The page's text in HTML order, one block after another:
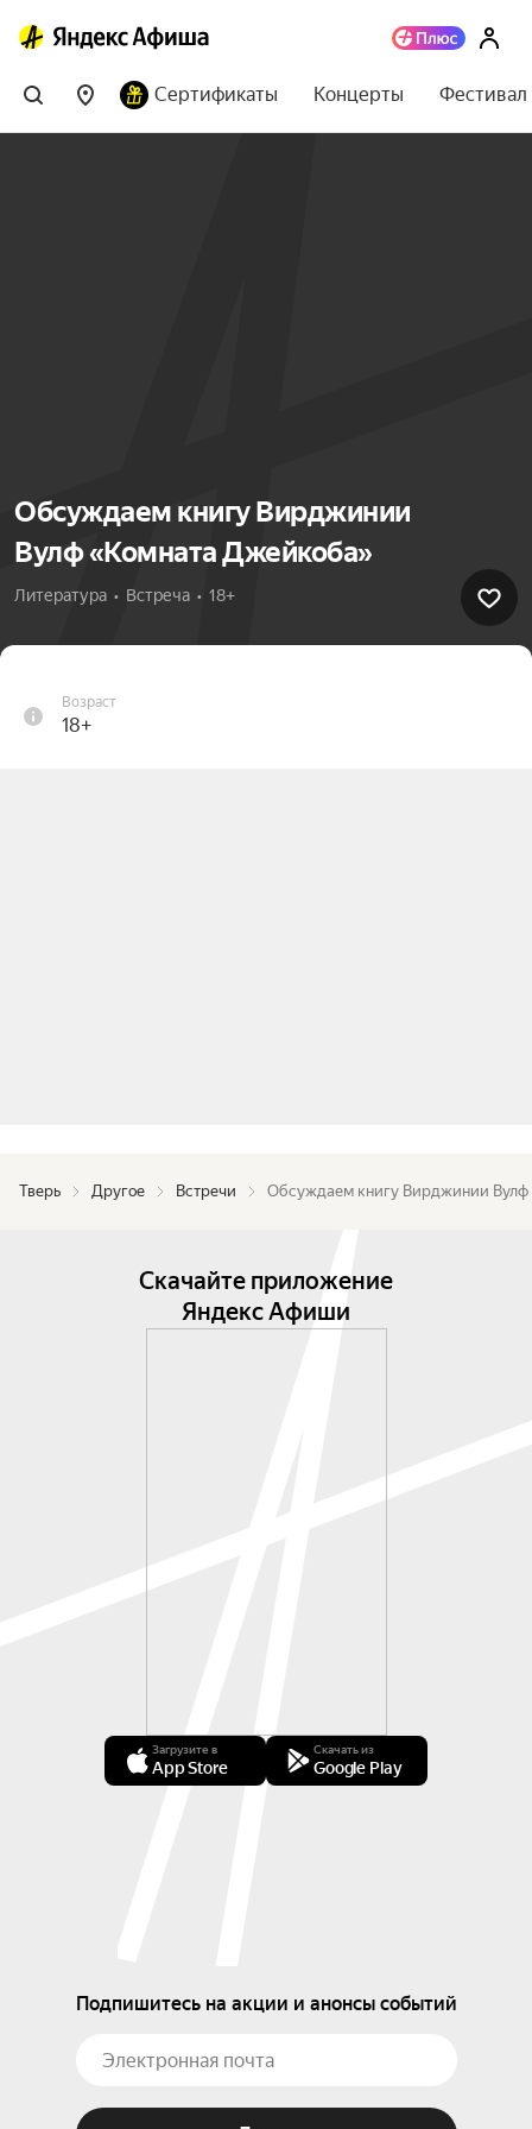
Сертификаты Концерты
Обсуждаем книгу Вирджинии
Вулф «Комната Джейкоба»
Литература  •  Встреча  •  18+
Возраст
18+
Тверь Другое Встречи Обсуждаем книгу Вирджинии
Скачайте приложение
Яндекс Афиши
Загрузите в
App Store
Скачать из
Google Play
Подпишитесь на акции и анонсы событий